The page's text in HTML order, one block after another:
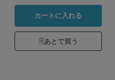
カートに入れる
あとで買う